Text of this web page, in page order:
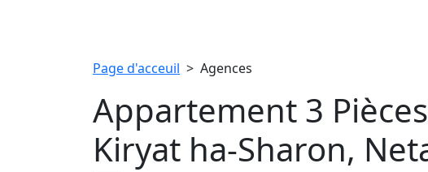
Page d'acceuil > Agences
Appartement 3
Kiryat ha-Sharon,